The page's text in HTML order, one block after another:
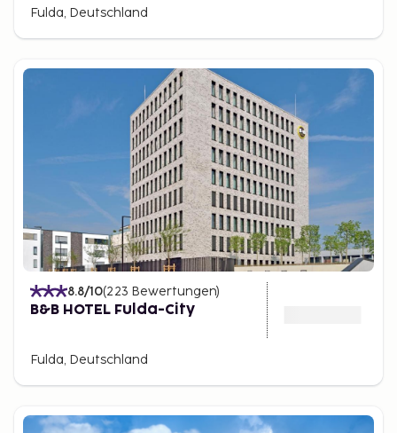
Fulda, Deutschland
8.8/10(223 Bewertungen)
B&B HOTEL Fulda-City
Fulda, Deutschland